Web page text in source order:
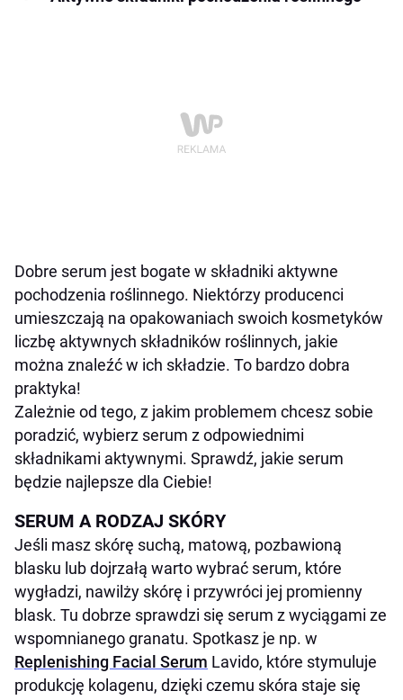
Dobre serum jest bogate w składniki aktywne
pochodzenia roślinnego. Niektórzy producenci
umieszczają na opakowaniach swoich kosmetyków
liczbę aktywnych składników roślinnych, jakie
można znaleźć w ich składzie. To bardzo dobra
praktyka!
Zależnie od tego, z jakim problemem chcesz sobie
poradzić, wybierz serum z odpowiednimi
składnikami aktywnymi. Sprawdź, jakie serum
będzie najlepsze dla Ciebie!
SERUM A RODZAJ SKÓRY
Jeśli masz skórę suchą, matową, pozbawioną
blasku lub dojrzałą warto wybrać serum, które
wygładzi, nawilży skórę i przywróci jej promienny
blask. Tu dobrze sprawdzi się serum z wyciągami ze
wspomnianego granatu. Spotkasz je np. w
Replenishing Facial Serum Lavido, które stymuluje
produkcję kolagenu, dzięki czemu skóra staje się